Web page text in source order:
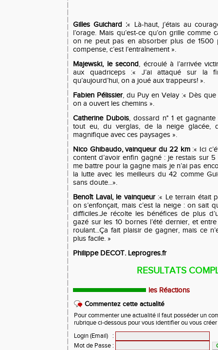
Gilles Guichard :« Là-haut, j’étais au
l’orage. Mais qu’est-ce qu’on grille comme
on ne peut pas en absorber plus de 1500
compense, c’est l’entraînement ».
Majewski, le second, écroulé à l’arrivée
aux quadriceps :« J’ai attaqué sur la
qu’aujourd’hui, on a joué aux trappeurs! ».
Fabien Pélissier, du Puy en Velay :« Dès que
on a ouvert les chemins ».
Catherine Dubois, dossard n° 1 et
tout eu, du verglas, de la neige glacée,
magnifique avec ces paysages ».
Nico Ghibaudo, vainqueur du 22 km:« Ici
content d’avoir enfin gagné : je restais sur 5
me battre pour la gagne mais je n’ai pas
la lutte avec les meilleurs du 42 comme
sans doute...».
Benoît Laval, le vainqueur:« Le terrain était
on s’enfonçait, mais c’est la neige : on sait
difficiles.Je récolte les bénéfices de plus
gazé sur les 10 bornes l’été dernier, et
roulant...Ça fait plaisir de gagner, mais ce
plus facile. »
Philippe DECOT. Leprogres.fr
RESULTATS
les Réactions
Commentez cette actualité
Pour commenter une actualité il faut posséder un
rubrique ci-dessous pour vous identifier ou vous
Login (Email)
:
Mot de Passe :